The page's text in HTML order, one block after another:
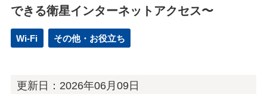
できる衛星インターネットアクセス〜
Wi-Fi その他・お役立ち
更新日： 2026年06月09日